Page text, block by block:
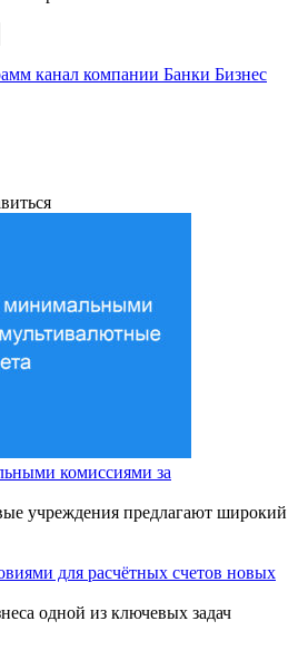
комиссиями за
учреждения предлагают широкий
для расчётных счетов новых
одной из ключевых задач